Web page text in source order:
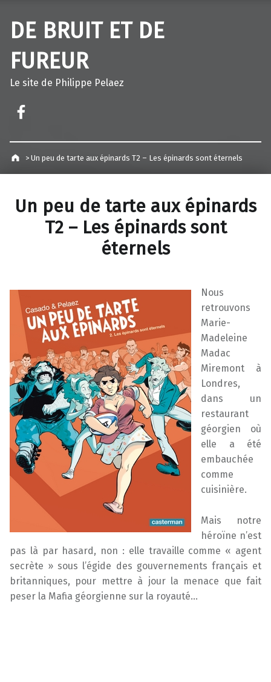
DE BRUIT ET DE
FUREUR
Le site de Philippe Pelaez
> Un peu de tarte aux épinards T2 – Les épinards sont éternels
Un peu de tarte aux épinards
T2 – Les épinards sont
éternels
Nous
retrouvons
Marie-
Madeleine
Madac
Miremont à
Londres,
dans un
restaurant
géorgien où
elle a été
embauchée
comme
cuisinière.
Mais notre
héroïne n’est
pas là par hasard, non : elle travaille comme « agent
secrète » sous l’égide des gouvernements français et
britanniques, pour mettre à jour la menace que fait
peser la Mafia géorgienne sur la royauté…